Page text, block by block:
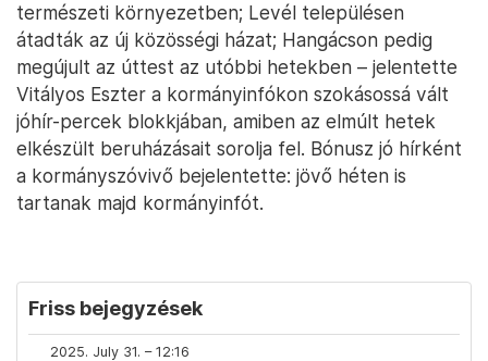
természeti környezetben; Levél településen
átadták az új közösségi házat; Hangácson pedig
megújult az úttest az utóbbi hetekben – jelentette
Vitályos Eszter a kormányinfókon szokásossá vált
jóhír-percek blokkjában, amiben az elmúlt hetek
elkészült beruházásait sorolja fel. Bónusz jó hírként
a kormányszóvivő bejelentette: jövő héten is
tartanak majd kormányinfót.
Friss bejegyzések
2025. July 31. – 12:16